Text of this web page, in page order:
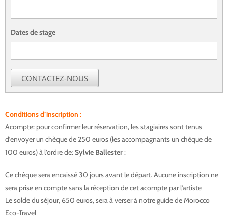
Dates de stage
CONTACTEZ-NOUS
Conditions d’inscription :
Acompte: pour confirmer leur réservation, les stagiaires sont tenus
d’envoyer un chèque de 250 euros (les accompagnants un chèque de
100 euros) à l’ordre de:Sylvie Ballester:
Ce chèque sera encaissé 30 jours avant le départ. Aucune inscription ne
sera prise en compte sans la réception de cet acompte par l’artiste
Le solde du séjour, 650 euros, sera à verser à notre guide de Morocco
Eco-Travel